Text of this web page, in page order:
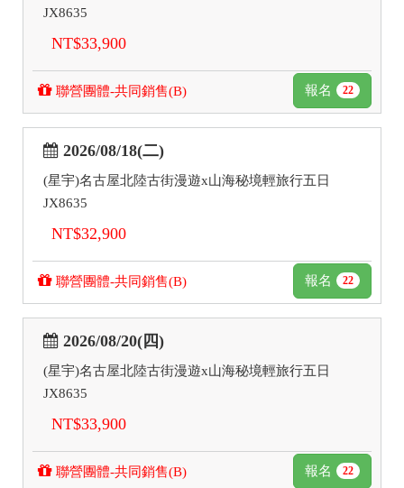
JX8635
NT$33,900
報名 22
聯營團體-共同銷售(B)
2026/08/18(二)
(星宇)名古屋北陸古街漫遊x山海秘境輕旅行五日
JX8635
NT$32,900
報名 22
聯營團體-共同銷售(B)
2026/08/20(四)
(星宇)名古屋北陸古街漫遊x山海秘境輕旅行五日
JX8635
NT$33,900
報名 22
聯營團體-共同銷售(B)